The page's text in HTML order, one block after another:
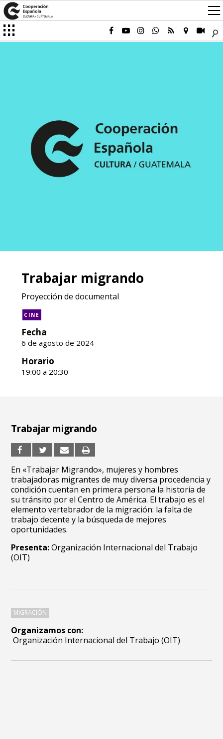
Trabajar migrando
Proyección de documental
CINE
Fecha
6 de agosto de 2024
Horario
19:00 a 20:30
Organizamos con:
Organización Internacional del Trabajo (OIT)
Trabajar migrando
En «Trabajar Migrando», mujeres y hombres
trabajadoras migrantes de muy diversa procedencia y
condición cuentan en primera persona la historia de
su tránsito por el Centro de América. El trabajo es el
elemento vertebrador de la migración: la falta de
trabajo decente y la búsqueda de mejores
oportunidades.
Presenta:Organización Internacional del Trabajo
(OIT)
MIGRACIÓN